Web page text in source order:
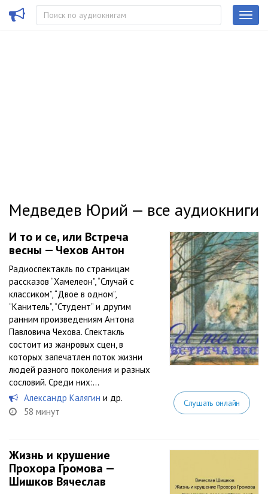
Медведев Юрий — все аудиокниги
И то и се, или Встреча
весны — Чехов Антон
Радиоспектакль по страницам
рассказов “Хамелеон”, “Случай с
классиком”, “Двое в одном”,
“Канитель”, “Студент” и другим
ранним произведениям Антона
Павловича Чехова. Спектакль
состоит из жанровых сцен, в
которых запечатлен поток жизни
людей разного поколения и разных
сословий. Среди них:...
Александр Калягин и др.
58 минут
Слушать онлайн
Жизнь и крушение
Прохора Громова —
Шишков Вячеслав